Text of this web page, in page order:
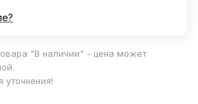
"В наличии" - цена может